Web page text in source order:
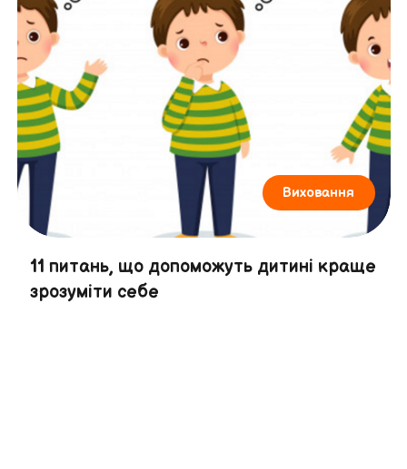
Виховання
11 питань, що допоможуть дитині краще
зрозуміти себе